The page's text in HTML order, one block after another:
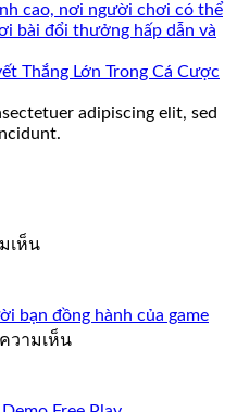
cao, nơi người chơi có thể
bài đổi thưởng hấp dẫn và
Thắng Lớn Trong Cá Cược
adipiscing elit, sed
เห็นบน
bạn đồng hành của game
วามเห็นบน
Đặc